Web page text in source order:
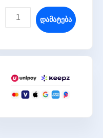
Დამატება
HF180,
Powered
Black
Დამატება